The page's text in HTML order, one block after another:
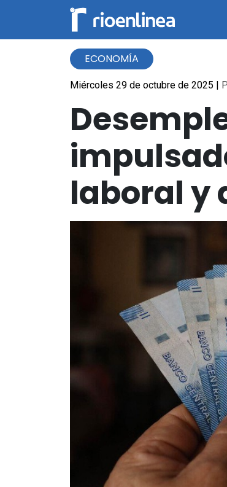
ECONOMÍA
Miércoles 29 de octubre de 2025 |
laboral y